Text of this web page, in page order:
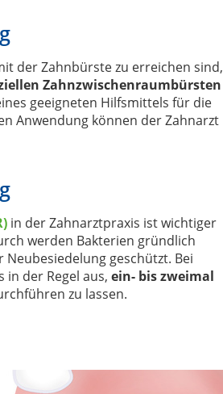
der Zahnbürste zu erreichen sind,
Zahnzwischenraumbürsten
geeigneten Hilfsmittels für die
Anwendung können der Zahnarzt
in der Zahnarztpraxis ist wichtiger
werden Bakterien gründlich
geschützt. Bei
der Regel aus, ein- bis zweimal
zu lassen.